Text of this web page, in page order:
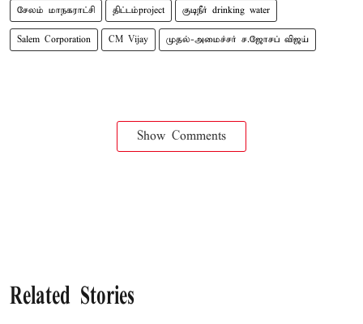
சேலம் மாநகராட்சி திட்டம்project குடிநீர் drinking water
Salem Corporation CM Vijay முதல்-அமைச்சர் ச.ஜோசப் விஜய்
Show Comments
Related Stories